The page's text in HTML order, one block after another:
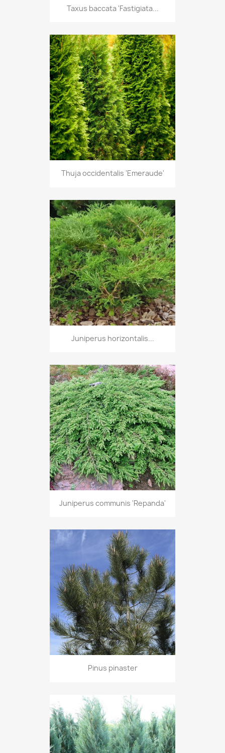
Taxus baccata 'Fastigiata...
Thuja occidentalis 'Emeraude'
Juniperus horizontalis...
Juniperus communis 'Repanda'
Pinus pinaster